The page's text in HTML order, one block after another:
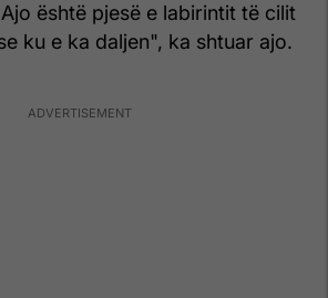
është pjesë e labirintit të cilit
ku e ka daljen", ka shtuar ajo.